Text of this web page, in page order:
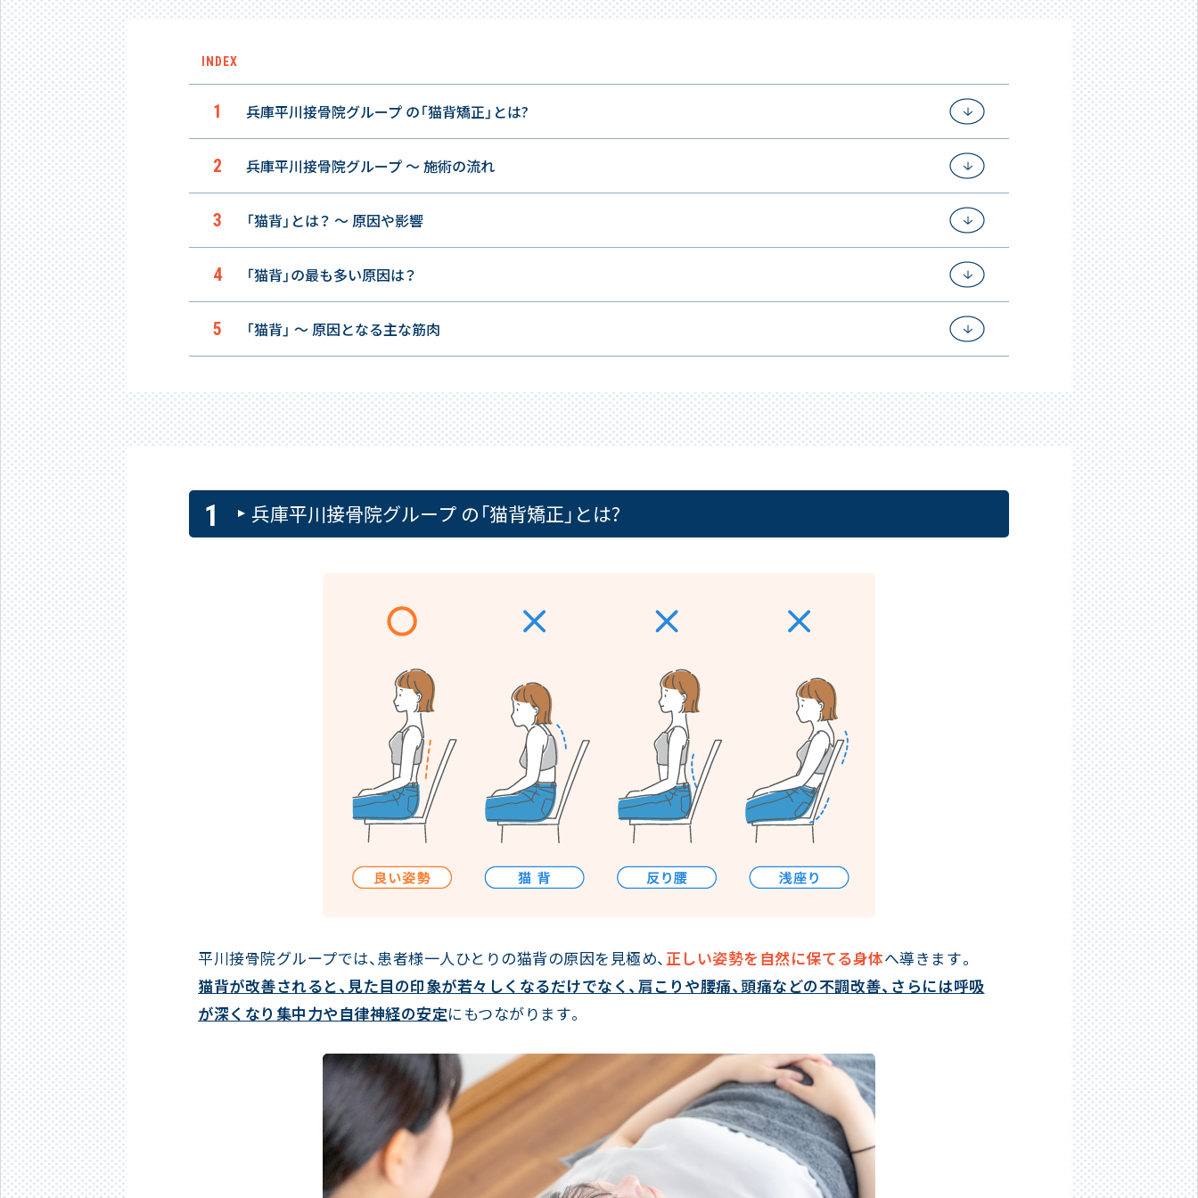
INDEX
兵庫平川接骨院グループ の「猫背矯正」とは?
兵庫平川接骨院グループ ～ 施術の流れ
「猫背」とは？ 〜 原因や影響
「猫背」の最も多い原因は？
「猫背」 〜 原因となる主な筋肉
兵庫平川接骨院グループ の「猫背矯正」とは?
平川接骨院グループでは、患者様一人ひとりの猫背の原因を見極め、 正しい姿勢を自然に保てる身体へ導きます。
猫背が改善されると、見た目の印象が若々しくなるだけでなく、肩こりや腰痛、頭痛などの不調改善、さらには呼吸
が深くなり集中力や自律神経の安定にもつながります。